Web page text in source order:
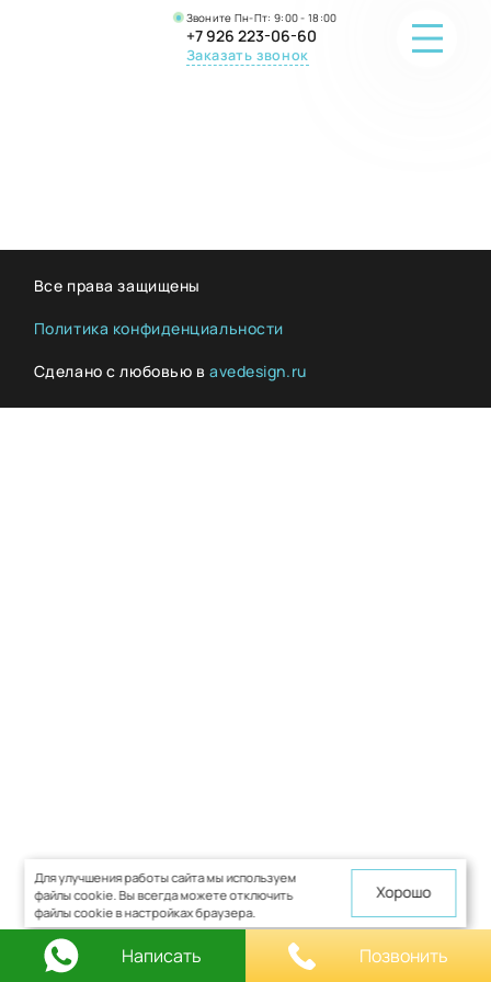
Звоните Пн-Пт: 9:00 - 18:00
+7 926 223-06-60
Заказать звонок
ОНЛАЙН-ПРОДАЖА
ВОПРОС-ОТВЕТ
КОНТАКТЫ
Все права защищены
Политика конфиденциальности
Сделано с любовью в avedesign.ru
Для улучшения работы сайта мы используем
файлы cookie. Вы всегда можете отключить
файлы cookie в настройках браузера.
Хорошо
Написать Позвонить